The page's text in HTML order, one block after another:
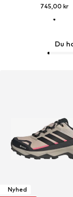
745,00 kr
Nyhed
Du